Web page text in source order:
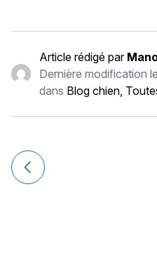
Article rédigé par
Dernière modification
dans Blog chien,
Navigation
de
Article précédent Airedale